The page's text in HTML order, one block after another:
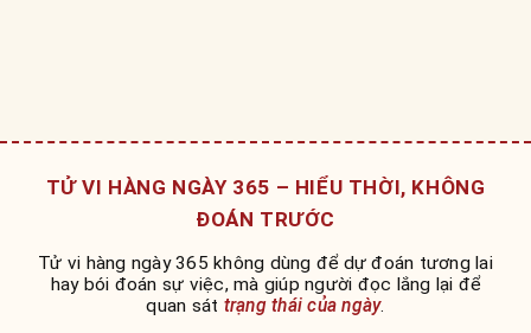
TỬ VI HÀNG NGÀY 365 – HIỂU THỜI, KHÔNG
ĐOÁN TRƯỚC
Tử vi hàng ngày 365 không dùng để dự đoán tương lai
hay bói đoán sự việc, mà giúp người đọc lắng lại để
quan sát trạng thái của ngày.